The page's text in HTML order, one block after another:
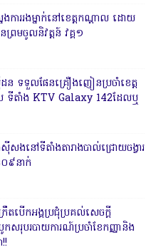
ការរងម្នាក់នៅខេត្តកណ្ដាល ដោយ
នព្រមចូលនិវត្តន៍ វគ្គ១
ទទួលផែនគ្រឿងញៀនប្រចាំខេត្ត
ទីតាំង KTV Galaxy 142ដែលឬ
ស៊ីសងនៅទីតាំងតារាងបាល់ជ្រោយចង្វារ
៩នាក់
បើកអង្គប្រជុំប្រគល់សេចក្តី
រុបរបាយការណ៍ប្រចាំខែកញ្ញានិង